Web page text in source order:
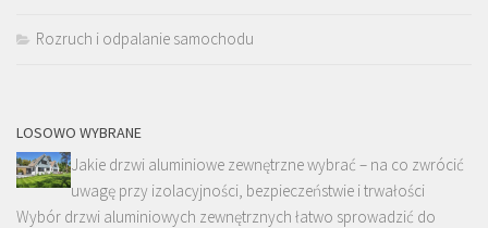
Rozruch i odpalanie samochodu
LOSOWO WYBRANE
Jakie drzwi aluminiowe zewnętrzne wybrać – na co zwrócić
uwagę przy izolacyjności, bezpieczeństwie i trwałości
Wybór drzwi aluminiowych zewnętrznych łatwo sprowadzić do